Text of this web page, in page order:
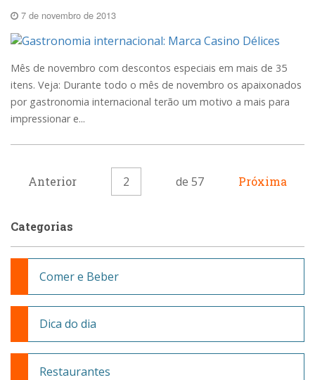
7 de novembro de 2013
Mês de novembro com descontos especiais em mais de 35
itens. Veja: Durante todo o mês de novembro os apaixonados
por gastronomia internacional terão um motivo a mais para
impressionar e...
Anterior 2 de 57 Próxima
Categorias
Comer e Beber
Dica do dia
Restaurantes